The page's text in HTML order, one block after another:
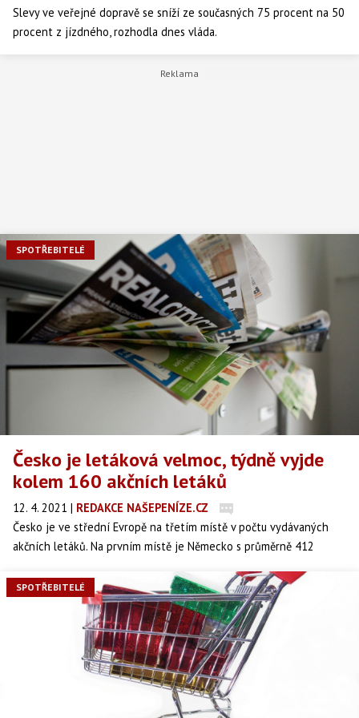
Slevy ve veřejné dopravě se sníží ze současných 75 procent na 50
procent z jízdného, rozhodla dnes vláda.
SPOTŘEBITELÉ
Česko je letáková velmoc, týdně vyjde
kolem 160 akčních letáků
12. 4. 2021 | REDAKCE NAŠEPENÍZE.CZ
Česko je ve střední Evropě na třetím místě v počtu vydávaných
akčních letáků. Na prvním místě je Německo s průměrně 412
letáků. Následují Rakousko a Slovensko, kde týdně vznikne 140
letáků. Vyplývá to z dat serveru Kupi.cz.
SPOTŘEBITELÉ